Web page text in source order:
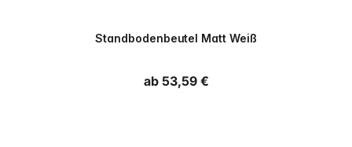
Standbodenbeutel Matt Weiß
Normaler Preis
ab 53,59 €